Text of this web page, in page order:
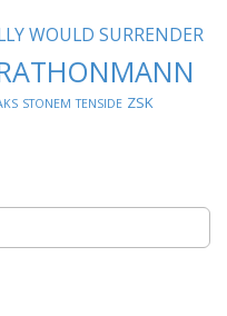
WOULD SURRENDER
STONEM TENSIDE ZSK